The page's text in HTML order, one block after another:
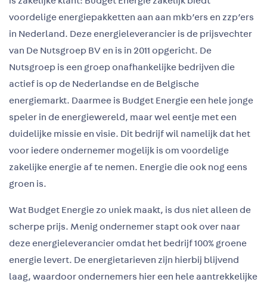
voordelige energiepakketten aan aan mkb’ers en zzp’ers
in Nederland. Deze energieleverancier is de prijsvechter
van De Nutsgroep BV en is in 2011 opgericht. De
Nutsgroep is een groep onafhankelijke bedrijven die
actief is op de Nederlandse en de Belgische
energiemarkt. Daarmee is Budget Energie een hele jonge
speler in de energiewereld, maar wel eentje met een
duidelijke missie en visie. Dit bedrijf wil namelijk dat het
voor iedere ondernemer mogelijk is om voordelige
zakelijke energie af te nemen. Energie die ook nog eens
groen is.
Wat Budget Energie zo uniek maakt, is dus niet alleen de
scherpe prijs. Menig ondernemer stapt ook over naar
deze energieleverancier omdat het bedrijf 100% groene
energie levert. De energietarieven zijn hierbij blijvend
laag, waardoor ondernemers hier een hele aantrekkelijke